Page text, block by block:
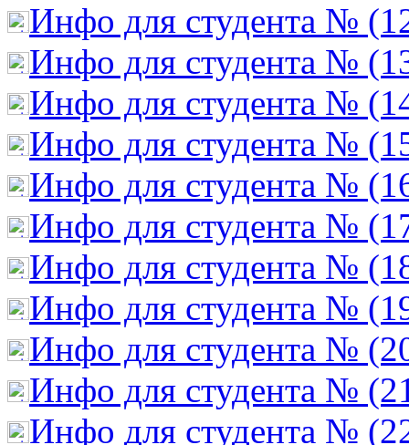
Инфо для студента №
Инфо для студента №
Инфо для студента №
Инфо для студента №
Инфо для студента №
Инфо для студента №
Инфо для студента №
Инфо для студента №
Инфо для студента №
Инфо для студента №
Инфо для студента №